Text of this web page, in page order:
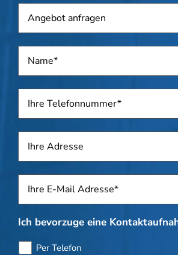
bekannt.
anfragen
Name *
Telefon *
Adresse
Sposti *
Ich bevorzuge eine
Per Telefon